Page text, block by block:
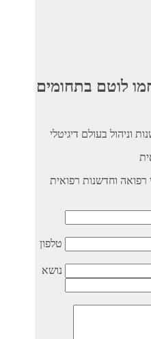
בתחומים
בעולם דיגיטלי
וחדשנות רפואית